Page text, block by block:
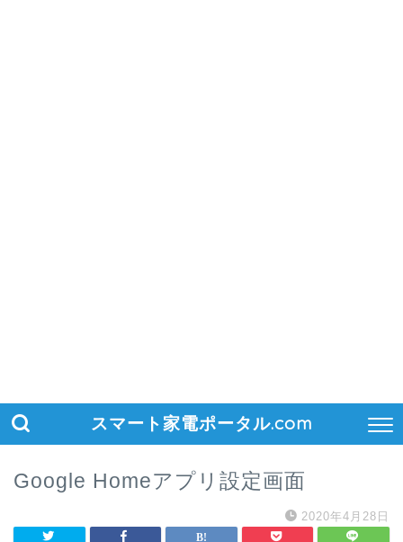
スマート家電ポータル.com
Google Homeアプリ設定画面
2020年4月28日